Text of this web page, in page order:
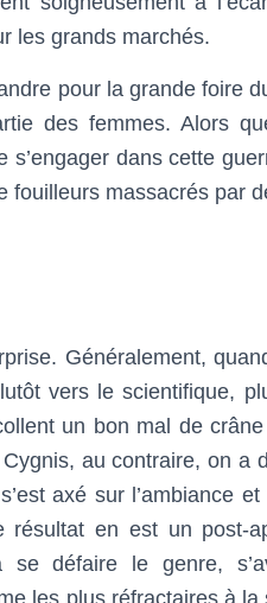
les grands marchés.
pour la grande foire
des femmes. Alors
s’engager dans cette
fouilleurs massacrés par
Généralement,
vers le scientifique,
un bon mal de
au contraire, on a
axé sur l’ambiance
résultat en est un post-
défaire le genre,
les plus réfractaires à la